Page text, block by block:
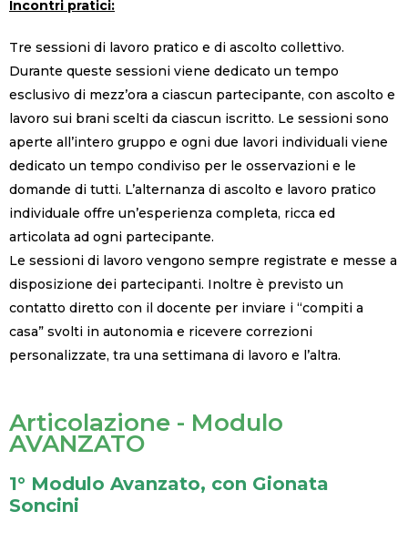
Incontri pratici:
Tre sessioni di lavoro pratico e di ascolto collettivo.
Durante queste sessioni viene dedicato un tempo
esclusivo di mezz’ora a ciascun partecipante, con ascolto e
lavoro sui brani scelti da ciascun iscritto. Le sessioni sono
aperte all’intero gruppo e ogni due lavori individuali viene
dedicato un tempo condiviso per le osservazioni e le
domande di tutti. L’alternanza di ascolto e lavoro pratico
individuale offre un’esperienza completa, ricca ed
articolata ad ogni partecipante.
Le sessioni di lavoro vengono sempre registrate e messe a
disposizione dei partecipanti. Inoltre è previsto un
contatto diretto con il docente per inviare i “compiti a
casa” svolti in autonomia e ricevere correzioni
personalizzate, tra una settimana di lavoro e l’altra.
Articolazione - Modulo
AVANZATO
1° Modulo Avanzato, con Gionata
Soncini